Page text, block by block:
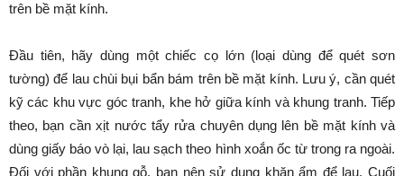
trên bề mặt kính.
Đầu tiên, hãy dùng một chiếc cọ lớn (loại dùng để quét sơn
tường) để lau chùi bụi bẩn bám trên bề mặt kính. Lưu ý, cần quét
kỹ các khu vực góc tranh, khe hở giữa kính và khung tranh. Tiếp
theo, bạn cần xịt nước tẩy rửa chuyên dụng lên bề mặt kính và
dùng giấy báo vò lại, lau sạch theo hình xoắn ốc từ trong ra ngoài.
Đối với phần khung gỗ, bạn nên sử dụng khăn ẩm để lau. Cuối